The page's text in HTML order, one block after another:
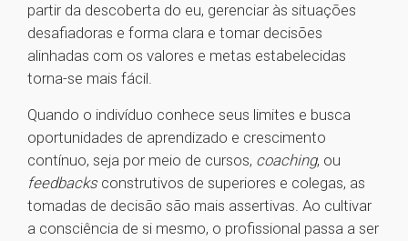
partir da descoberta do eu, gerenciar às situações
desafiadoras e forma clara e tomar decisões
alinhadas com os valores e metas estabelecidas
torna-se mais fácil.
Quando o indivíduo conhece seus limites e busca
oportunidades de aprendizado e crescimento
contínuo, seja por meio de cursos, coaching, ou
feedbacks construtivos de superiores e colegas, as
tomadas de decisão são mais assertivas. Ao cultivar
a consciência de si mesmo, o profissional passa a ser